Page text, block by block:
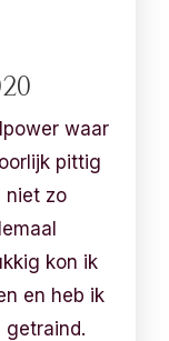
waar
pittig
niet zo
kon ik
en heb ik
getraind.